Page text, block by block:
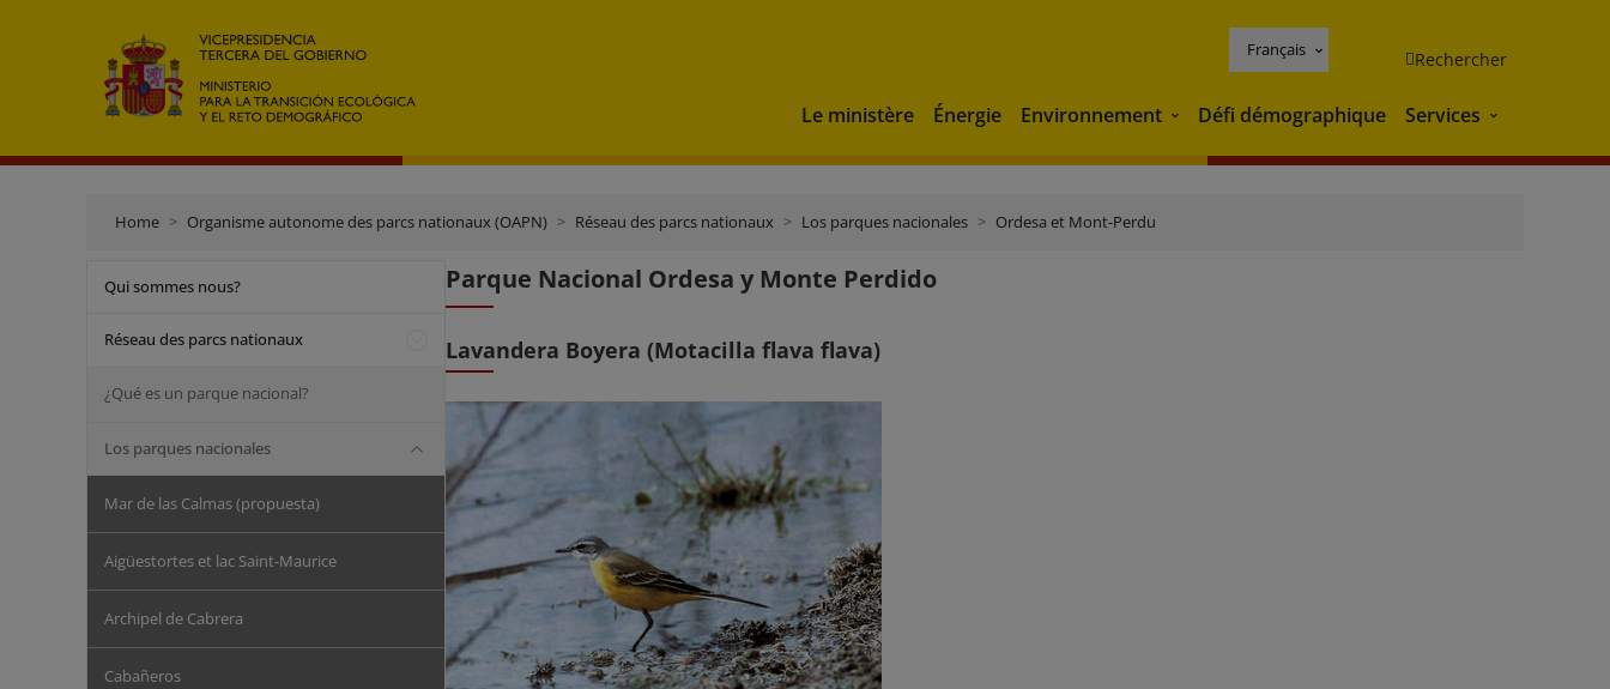
Français Rechercher
Le ministère Énergie Environnement Environnement
Défi démographique Services Services
Home Organisme autonome des parcs nationaux (OAPN) Réseau des parcs nationaux Los parques nacionales Ordesa et Mont-Perdu
Qui sommes nous?
Réseau des parcs nationaux
¿Qué es un parque nacional?
Los parques nacionales
Mar de las Calmas (propuesta)
Aigüestortes et lac Saint-Maurice
Archipel de Cabrera
Cabañeros
Parque Nacional Ordesa y Monte Perdido
Lavandera Boyera (Motacilla flava flava)